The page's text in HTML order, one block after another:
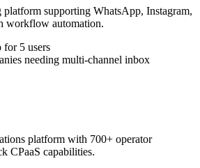
platform supporting WhatsApp, Instagram,
workflow automation.
for 5 users
needing multi-channel inbox
platform with 700+ operator
CPaaS capabilities.